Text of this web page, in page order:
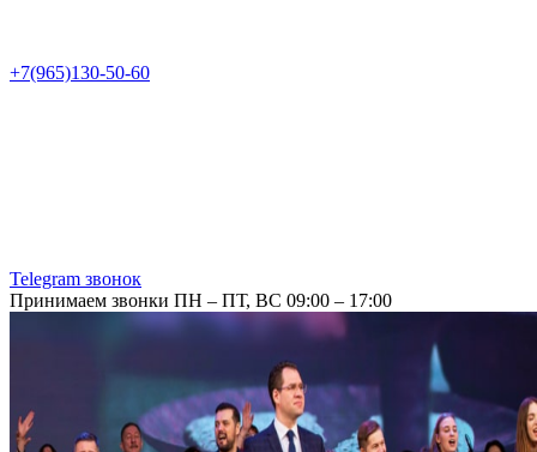
+7(965)130-50-60
Telegram звонок
Принимаем звонки ПН – ПТ, ВС 09:00 – 17:00